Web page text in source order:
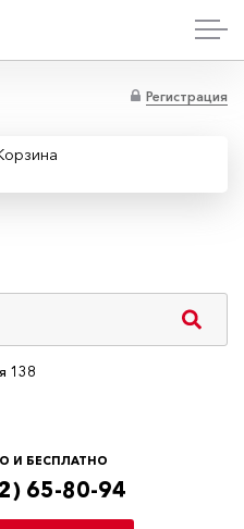
Регистрация
138
И БЕСПЛАТНО
65-80-94